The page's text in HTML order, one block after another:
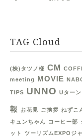
TAG Cloud
(株)タツノ様 CM
meeting
MOVIE
TIPS UNNO Uターン
報 お花見 ご挨拶 ねずこ
キュンちゃん コーヒー部
ット
ツーリズムEXPOジ